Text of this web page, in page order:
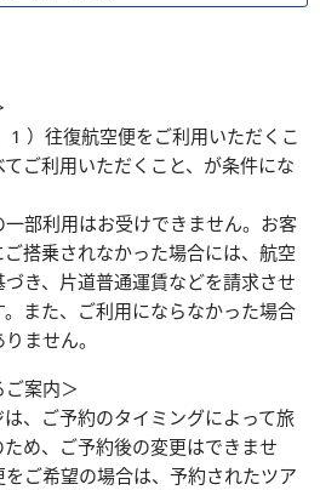
）往復航空便をご利用いただくこ
ご利用いただくこと、が条件にな
部利用はお受けできません。お客
搭乗されなかった場合には、航空
き、片道普通運賃などを請求させ
また、ご利用にならなかった場合
ません。
ご案内＞
は、ご予約のタイミングによって旅
め、ご予約後の変更はできませ
ご希望の場合は、予約されたツア